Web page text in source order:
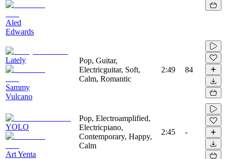
Aled
Edwards
Lately
Sammy
Vulcano
Pop, Guitar,
Electricguitar, Soft,
Calm, Romantic
2:49 84
YOLO
Art Yenta
Pop, Electroamplified,
Electricpiano,
Contemporary, Happy,
Calm
2:45 -